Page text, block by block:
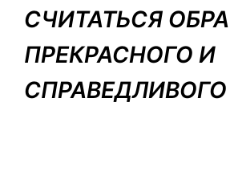
СЧИТАТЬСЯ
ПРЕКРАСНОГО И
СПРАВЕДЛИВОГО